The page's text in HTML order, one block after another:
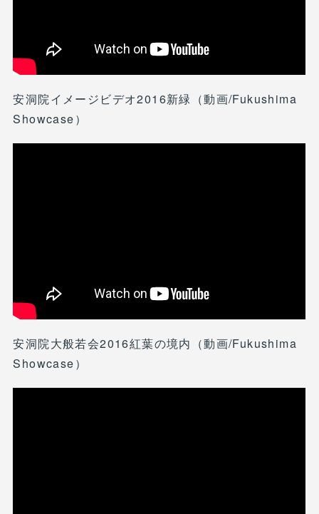
安洞院イメージビデオ2016新緑（動画/Fukushima
Showcase）
安洞院大般若会2016紅葉の境内（動画/Fukushima
Showcase）